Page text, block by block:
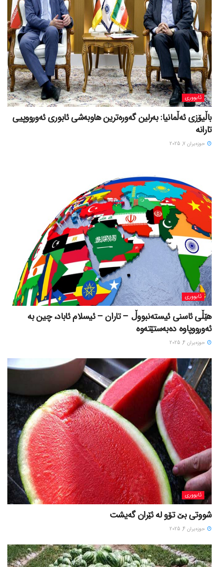
ئابووری
باڵیۆزی ئەڵمانیا: بەرلین گەورەترین هاوبەشی ئابوری ئەورووپیی
تارانە
حوزه‌یران 7, 2025
ئابووری
هێڵی ئاسنی ئیستەنبووڵ – تاران – ئیسلام ئاباد، چین بە
ئەورووپاوە دەبەستێتەوە
حوزه‌یران 4, 2025
ئابووری
شووتی بێ تۆو لە ئێران گەیشت
حوزه‌یران 4, 2025